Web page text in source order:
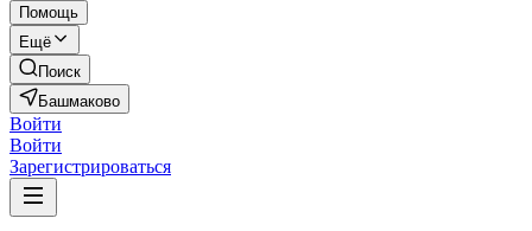
Помощь
Ещё
Поиск
Башмаково
Войти
Войти
Зарегистрироваться